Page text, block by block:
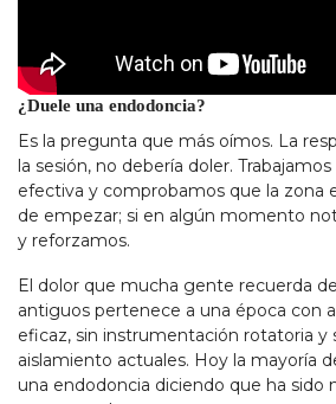
¿Duele una endodoncia?
Es la pregunta que más oímos. La
la sesión, no debería doler.
efectiva y comprobamos que la zona
de empezar; si en algún momento
y reforzamos.
El dolor que mucha gente recuerda
antiguos pertenece a una época con
eficaz, sin instrumentación rotatoria y
aislamiento actuales. Hoy la mayoría
una endodoncia diciendo que ha sido